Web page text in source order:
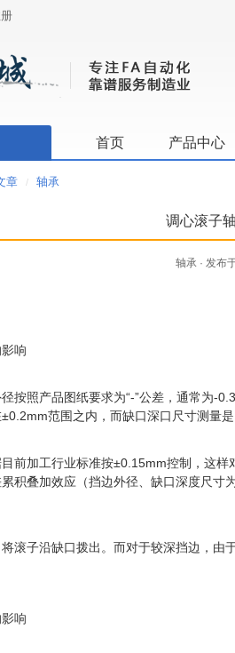
首页 产品中心
章 / 轴承
调心滚子
轴承 · 发布
响
按照产品图纸要求为“-”公差，通常为-
范围之内，而缺口深口尺寸测量是
前加工行业标准按±0.15mm控制，这
积叠加效应（挡边外径、缺口深度尺
滚子沿缺口拨出。而对于较深挡边，由
响